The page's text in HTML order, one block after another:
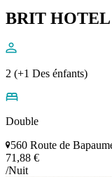
BRIT
2 (+1 Des énfants)
Double
560 Route de
71,88 €
/Nuit